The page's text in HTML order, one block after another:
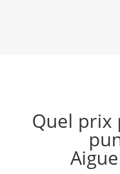
Quel prix